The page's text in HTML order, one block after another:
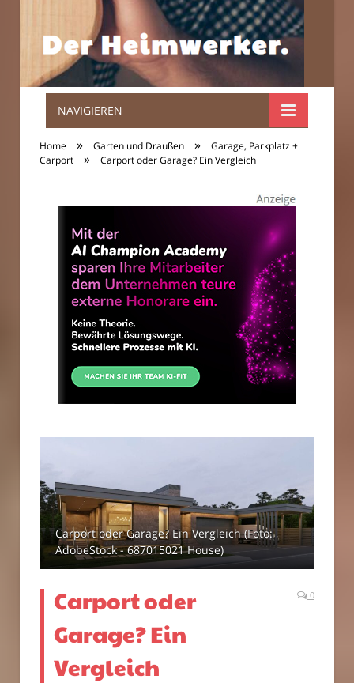
Der
Heimwerker.
NAVIGIEREN
Home » Garten und Draußen »
Garage, Parkplatz +
Carport
» Carport oder Garage? Ein Vergleich
Carport oder Garage? Ein Vergleich (Foto:
AdobeStock - 687015021 House)
Carport oder
Garage? Ein
Vergleich
0